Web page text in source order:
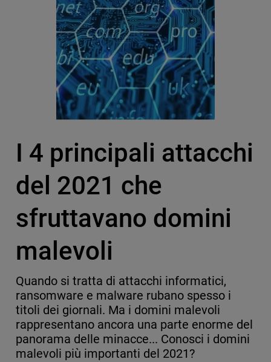
I 4 principali attacchi
del 2021 che
sfruttavano domini
malevoli
Quando si tratta di attacchi informatici,
ransomware e malware rubano spesso i
titoli dei giornali. Ma i domini malevoli
rappresentano ancora una parte enorme del
panorama delle minacce... Conosci i domini
malevoli più importanti del 2021?